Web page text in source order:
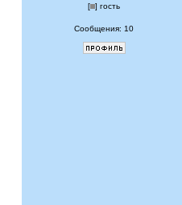
[ ] гость
Сообщения: 10